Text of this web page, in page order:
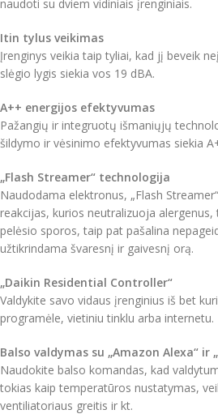
naudoti su dviem vidiniais įrenginiais.
Itin tylus veikimas
Įrenginys veikia taip tyliai, kad jį beveik
slėgio lygis siekia vos 19 dBA.
A++ energijos efektyvumas
Pažangių ir integruotų išmaniųjų
šildymo ir vėsinimo efektyvumas siekia
„Flash Streamer“ technologija
Naudodama elektronus, „Flash
reakcijas, kurios neutralizuoja alergenus,
pelėsio sporos, taip pat pašalina
užtikrindama švaresnį ir gaivesnį orą.
„Daikin Residential Controller“
Valdykite savo vidaus įrenginius iš bet
programėle, vietiniu tinklu arba internetu.
Balso valdymas su „Amazon Alexa“ ir
Naudokite balso komandas, kad
tokias kaip temperatūros nustatymas,
ventiliatoriaus greitis ir kt.